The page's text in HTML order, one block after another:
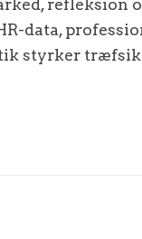
refleksion
data,
styrker